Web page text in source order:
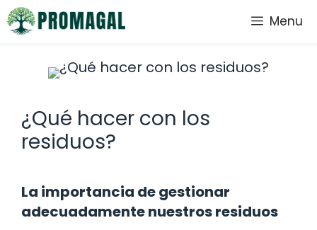
Saltar
al
Menu
¿Qué hacer con los
residuos?
La importancia de gestionar
adecuadamente nuestros residuos